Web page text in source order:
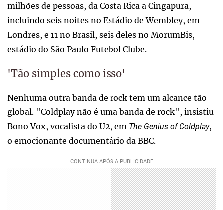
milhões de pessoas, da Costa Rica a Cingapura,
incluindo seis noites no Estádio de Wembley, em
Londres, e 11 no Brasil, seis deles no MorumBis,
estádio do São Paulo Futebol Clube.
'Tão simples como isso'
Nenhuma outra banda de rock tem um alcance tão
global. "Coldplay não é uma banda de rock", insistiu
Bono Vox, vocalista do U2, em The Genius of Coldplay,
o emocionante documentário da BBC.